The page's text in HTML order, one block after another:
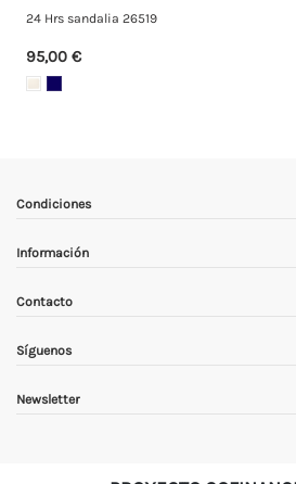
24 Hrs sandalia 26519
95,00 €
Condiciones
Información
Contacto
Síguenos
Newsletter